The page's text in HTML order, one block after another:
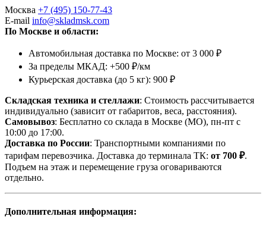
Москва +7 (495) 150-77-43
E-mail info@skladmsk.com
По Москве и области:
Автомобильная доставка по Москве: от 3 000 ₽
За пределы МКАД: +500 ₽/км
Курьерская доставка (до 5 кг): 900 ₽
Складская техника и стеллажи: Стоимость рассчитывается
индивидуально (зависит от габаритов, веса, расстояния).
Самовывоз: Бесплатно со склада в Москве (МО), пн-пт с
10:00 до 17:00.
Доставка по России: Транспортными компаниями по
тарифам перевозчика. Доставка до терминала ТК: от 700 ₽.
Подъем на этаж и перемещение груза оговариваются
отдельно.
Дополнительная информация: